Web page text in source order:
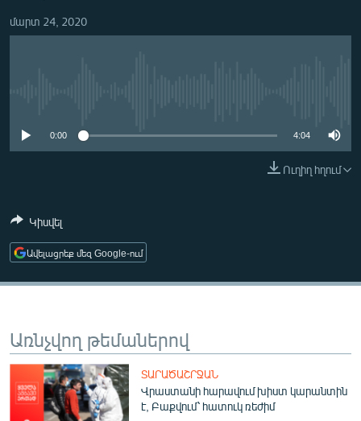
ՏՆՏԵՍՈՒԹՅՈՒՆ
ՄԻՋԱԶԳԱՅԻՆ
ՄԵԿՆԱԲԱՆՈՒԹՅՈՒՆ
ՏՏ ԵՒ ԻՆՏԵՐՆԵՏ
ՏԵՍԱՆՅՈՒԹԵՐ
ԲԱՆԱՎԵՃ
ՁԳՏԵԼՈՎ ԼԱՎԱԳՈՒՅՆԻՆ
մարտ 24, 2020
0:00 4:04
Ուղիղ հղում
Կիսվել
Ավելացրեք մեզ Google-ում
Առնչվող թեմաներով
ՏԱՐԱԾԱՇՐՋԱՆ
Վրաստանի հարավում խիստ կարանտին
է, Բաքվում՝ հատուկ ռեժիմ